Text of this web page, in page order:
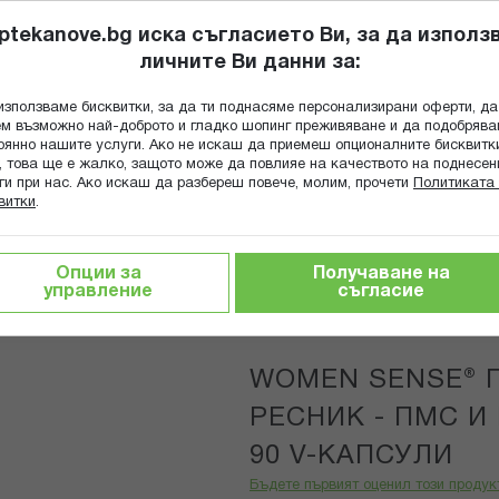
Търсене
ПОПИТАЙ
ГРИЖА ЗА МАЙКАТА И ДЕТЕТО ХРАНИТЕЛНИ ДОБАВКИ
жени Women Sense® Гроздовиден ресник - ПМС и
Natural
WOMEN
РЕСНИК - ПМС И
90 V-КАПСУЛИ
Бъдете първият оценил този
иска съгласието Ви, за да
личните Ви данни за:
бисквитки, за да ти поднасяме персонализирани оферти, да
възможно най-доброто и гладко шопинг преживяване и да
нашите услуги. Ако не искаш да приемеш опционалните
това ще е жалко, защото може да повлияе на качеството на
при нас. Ако искаш да разбереш повече, молим, прочети
Политиката
.
Опции за
управление
Получаване на
съгласие